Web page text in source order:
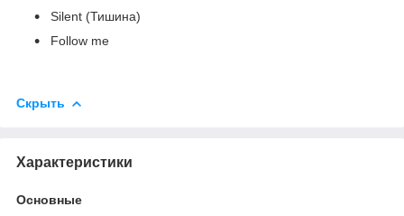
Silent (Тишина)
Follow me
Скрыть
Характеристики
Основные